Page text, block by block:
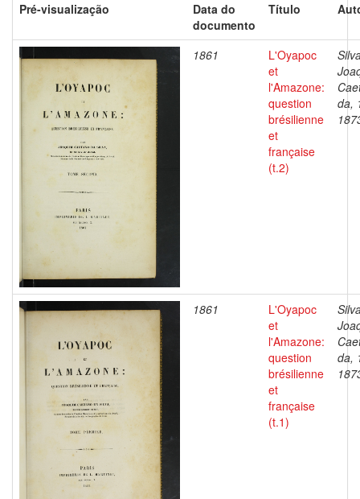
Pré-visualização
Data do
documento
Título
1861
L'Oyapoc
et
l'Amazone:
question
brésilienne
et
française
(t.2)
da,
1861
L'Oyapoc
et
l'Amazone:
question
brésilienne
et
française
(t.1)
da,